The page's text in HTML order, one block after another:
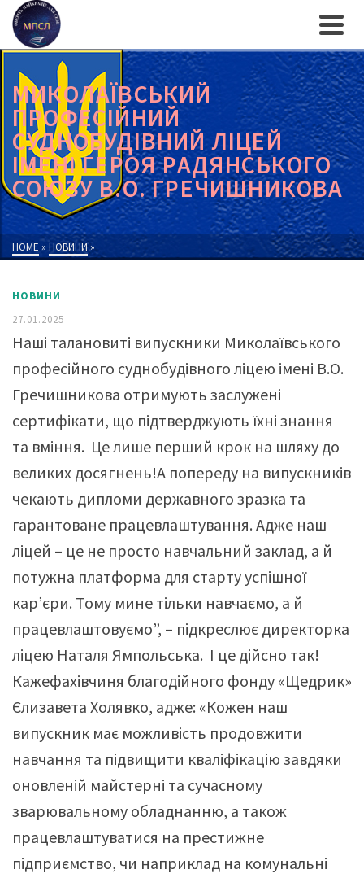
МИКОЛАЇВСЬКИЙ
ПРОФЕСІЙНИЙ
СУДНОБУДІВНИЙ ЛІЦЕЙ
ІМЕНІ ГЕРОЯ РАДЯНСЬКОГО
СОЮЗУ В.О. ГРЕЧИШНИКОВА
HOME » НОВИНИ»
НОВИНИ
27.01.2025
Наші талановиті випускники Миколаївського
професійного суднобудівного ліцею імені В.О.
Гречишникова отримують заслужені
сертифікати, що підтверджують їхні знання
та вміння. Це лише перший крок на шляху до
великих досягнень!А попереду на випускників
чекають дипломи державного зразка та
гарантоване працевлаштування. Адже наш
ліцей – це не просто навчальний заклад, а й
потужна платформа для старту успішної
кар’єри. Тому мине тільки навчаємо, а й
працевлаштовуємо”, – підкреслює директорка
ліцею Наталя Ямпольська. І це дійсно так!
Кажефахівчиня благодійного фонду «Щедрик»
Єлизавета Холявко, адже: «Кожен наш
випускник має можливість продовжити
навчання та підвищити кваліфікацію завдяки
оновленій майстерні та сучасному
зварювальному обладнанню, а також
працевлаштуватися на престижне
підприємство, чи наприклад на комунальні